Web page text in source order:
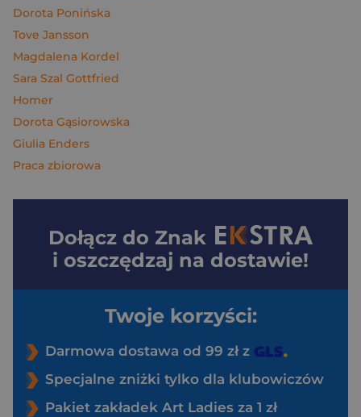
Dorota Ponińska
Tove Jansson
Magdalena Kordel
Sara Szal Gottfried
Homer
Dorota Gąsiorowska
Giulia Enders
Praca zbiorowa
Dołącz do Znak
i oszczędzaj na dostawie!
Twoje korzyści:
Darmowa dostawa od 99 zł z
Specjalne zniżki tylko dla klubowiczów
Pakiet zakładek Art Ladies za 1 zł